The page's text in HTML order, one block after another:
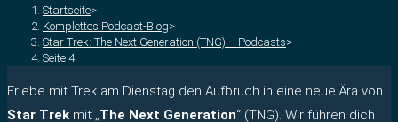
Startseite>
Komplettes Podcast-Blog>
Star Trek: The Next Generation (TNG) – Podcasts>
Seite 4
Erlebe mit Trek am Dienstag den Aufbruch in eine neue Ära von
Star Trek mit „The Next Generation“ (TNG). Wir führen dich